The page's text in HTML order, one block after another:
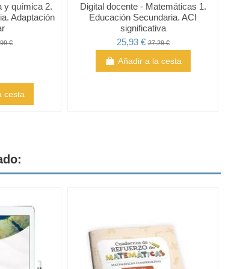
y química 2.
Adaptación
€
cesta
Digital docente - Matemáticas 1.
Educación Secundaria. ACI
significativa
25,93 €27,29 €
Añadir a la cesta